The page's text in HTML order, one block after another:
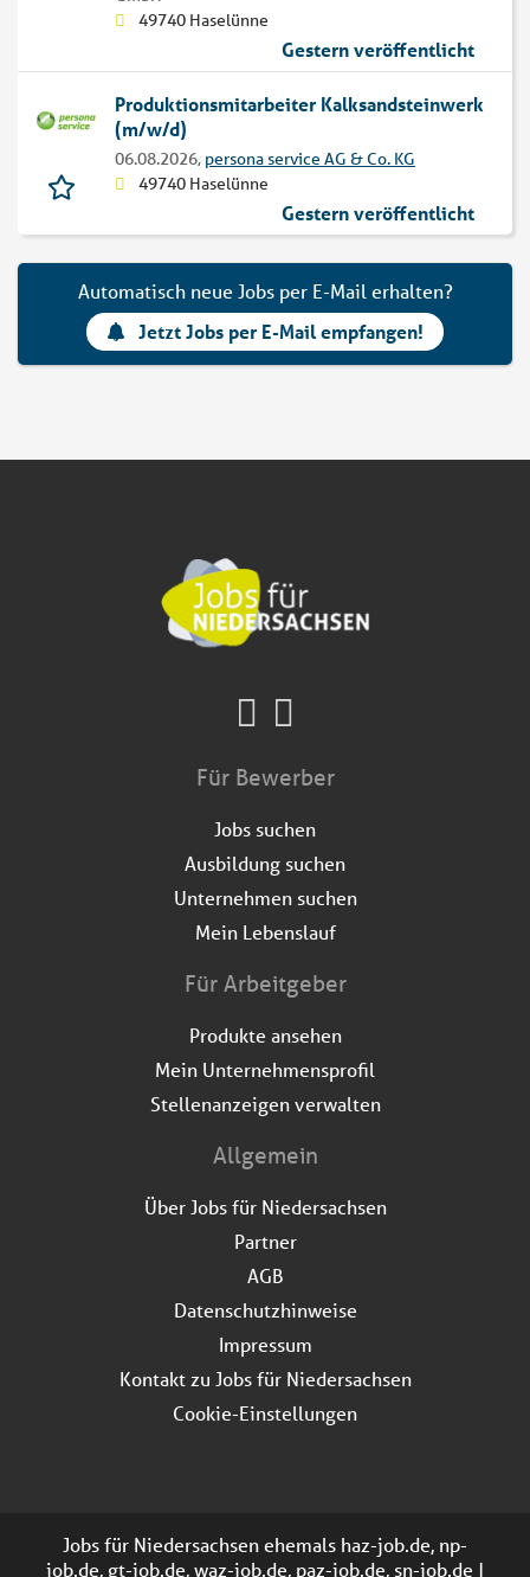
49740 Haselünne
Gestern veröffentlicht
Produktionsmitarbeiter Kalksandsteinwerk
(m/w/d)
06.08.2026, persona service AG & Co. KG
49740 Haselünne
Gestern veröffentlicht
Automatisch neue Jobs per E-Mail erhalten?
Jetzt Jobs per E-Mail empfangen!
Für Bewerber
Jobs suchen
Ausbildung suchen
Unternehmen suchen
Mein Lebenslauf
Für Arbeitgeber
Produkte ansehen
Mein Unternehmensprofil
Stellenanzeigen verwalten
Allgemein
Über Jobs für Niedersachsen
Partner
AGB
Datenschutzhinweise
Impressum
Kontakt zu Jobs für Niedersachsen
Cookie-Einstellungen
Jobs für Niedersachsen ehemals haz-job.de, np-
job.de, gt-job.de, waz-job.de, paz-job.de, sn-job.de |